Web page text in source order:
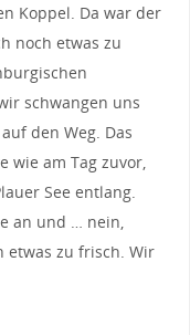
Koppel. Da war der
noch etwas zu
schwangen uns
den Weg. Das
wie am Tag zuvor,
See entlang.
an und … nein,
etwas zu frisch. Wir